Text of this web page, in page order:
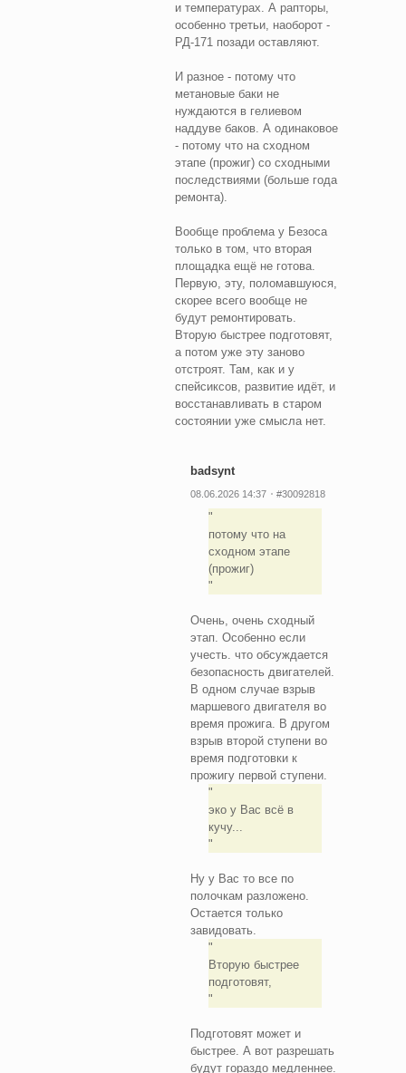
и температурах. А рапторы,
особенно третьи, наоборот -
РД-171 позади оставляют.
И разное - потому что
метановые баки не
нуждаются в гелиевом
наддуве баков. А одинаковое
- потому что на сходном
этапе (прожиг) со сходными
последствиями (больше года
ремонта).
Вообще проблема у Безоса
только в том, что вторая
площадка ещё не готова.
Первую, эту, поломавшуюся,
скорее всего вообще не
будут ремонтировать.
Вторую быстрее подготовят,
а потом уже эту заново
отстроят. Там, как и у
спейсиксов, развитие идёт, и
восстанавливать в старом
состоянии уже смысла нет.
badsynt
08.06.2026 14:37 #30092818
потому что на
сходном этапе
(прожиг)
Очень, очень сходный
этап. Особенно если
учесть. что обсуждается
безопасность двигателей.
В одном случае взрыв
маршевого двигателя во
время прожига. В другом
взрыв второй ступени во
время подготовки к
прожигу первой ступени.
эко у Вас всё в
кучу...
Ну у Вас то все по
полочкам разложено.
Остается только
завидовать.
Вторую быстрее
подготовят,
Подготовят может и
быстрее. А вот разрешать
будут гораздо медленнее.